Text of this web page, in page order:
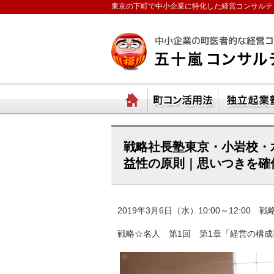
東京の下町で中小企業に特化した経営コンサル
ランチェスターの法則
ホーム 町コ
戦略社長塾東京・小岩校
益性の原則｜思いつきを
2019年3月6日（水）10:00～12:00 戦
戦略☆名人 第1回 第1章「経営の構成